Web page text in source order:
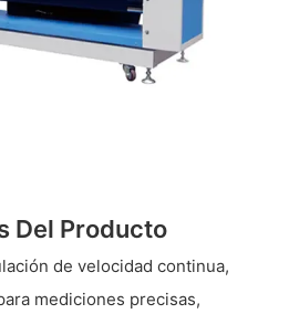
Del Producto
de velocidad continua,
mediciones precisas,